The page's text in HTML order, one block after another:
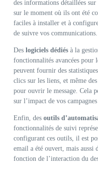
des informations détaillées sur
sur le moment où ils ont été
faciles à installer et à
de suivre vos communications.
Des logiciels dédiés à la
fonctionnalités avancées pour
peuvent fournir des
clics sur les liens, et même
pour ouvrir le message. Cela
sur l’impact de vos
Enfin, des outils
fonctionnalités de suivi
configurant ces outils, il est
email a été ouvert, mais aussi
fonction de l’interaction du